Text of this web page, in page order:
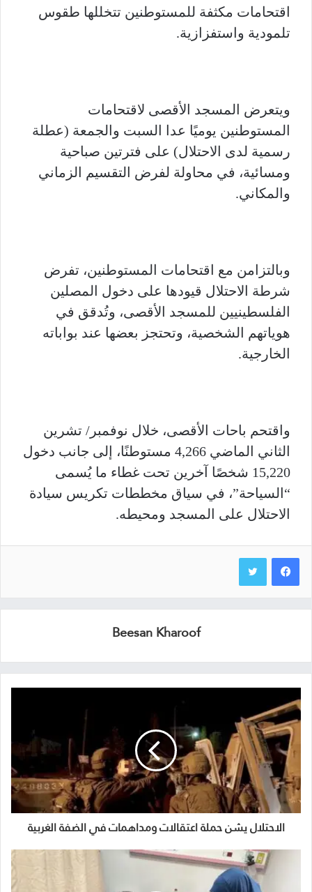
اقتحامات مكثفة للمستوطنين تتخللها طقوس
تلمودية واستفزازية.
ويتعرض المسجد الأقصى لاقتحامات
المستوطنين يوميًا عدا السبت والجمعة (عطلة
رسمية لدى الاحتلال) على فترتين صباحية
ومسائية، في محاولة لفرض التقسيم الزماني
والمكاني.
وبالتزامن مع اقتحامات المستوطنين، تفرض
شرطة الاحتلال قيودها على دخول المصلين
الفلسطينيين للمسجد الأقصى، وتُدقق في
هوياتهم الشخصية، وتحتجز بعضها عند بواباته
الخارجية.
واقتحم باحات الأقصى، خلال نوفمبر/ تشرين
الثاني الماضي 4,266 مستوطنًا، إلى جانب دخول
15,220 شخصًا آخرين تحت غطاء ما يُسمى
“السياحة”، في سياق مخططات تكريس سيادة
الاحتلال على المسجد ومحيطه.
Beesan Kharoof
الاحتلال يشن حملة اعتقالات ومداهمات في الضفة الغربية